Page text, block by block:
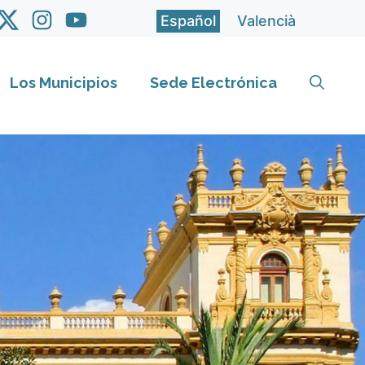
Español Valencià
Los Municipios Sede Electrónica